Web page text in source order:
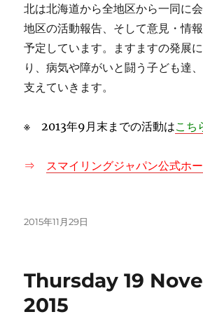
北は北海道から全地区から一同に
地区の活動報告、そして意見・情
予定しています。ますますの発展
り、病気や障がいと闘う子ども達
支えていきます。
※ 2013年9月末までの活動はこち
⇒ スマイリングジャパン公式ホ
投
2015年11月29日
Thursday 19
2015